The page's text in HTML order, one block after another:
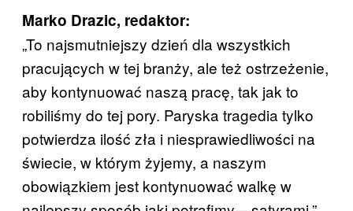
Marko Drazic, redaktor:
„To najsmutniejszy dzień dla wszystkich
pracujących w tej branży, ale też ostrzeżenie,
aby kontynuować naszą pracę, tak jak to
robiliśmy do tej pory. Paryska tragedia tylko
potwierdza ilość zła i niesprawiedliwości na
świecie, w którym żyjemy, a naszym
obowiązkiem jest kontynuować walkę w